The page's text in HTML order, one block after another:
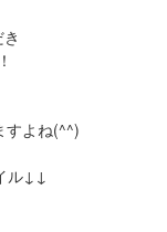
すよね(^^)
ル↓↓